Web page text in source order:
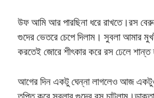
উফ আমি আর পারছিনা ধরে রাখতে।রস
গুদের ভেতরে চেপে দিলাম। সুবলা আমার
করতেই জোরে শীৎকার করে রস ঢেলে শান্ত
আগের দিন একটু ঘেন্না লাগলেও আজ